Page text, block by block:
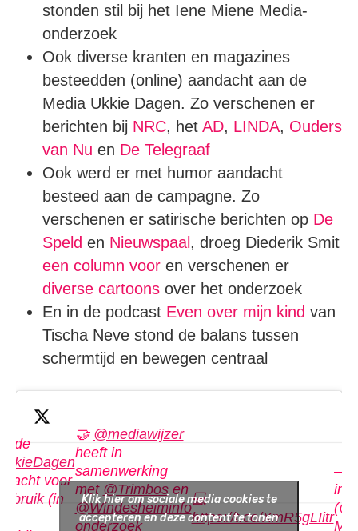
stonden stil bij het Iene Miene Media-
onderzoek
Ook diverse kranten en magazines
besteedden (online) aandacht aan de
Media Ukkie Dagen. Zo verschenen er
berichten bij NRC, het AD, LINDA, Ouders
van Nu en De Telegraaf
Ook werd er met humor aandacht
besteed aan de campagne. Zo
verschenen er satirische berichten op De
Speld en Nieuwspaal , droeg Diederik Smit
een column vooren verschenen er
diverse cartoonsover het onderzoek
En in de podcast Even over mijn kind van
Tischa Neve stond de balans tussen
schermtijd en bewegen centraal
de
voor
(in
🤝 @mediawijzer
heeft in
samenwerking
met @Trimbosen
@Windesheiminfo
onderzoek
💻
https://t.co/XmR5gLIitr
—
Klik hier om sociale media cookies te
accepteren en deze content te tonen